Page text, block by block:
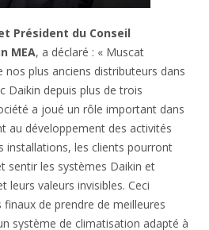
Président du Conseil
MEA, a déclaré : « Muscat
nos plus anciens distributeurs dans
Daikin depuis plus de trois
a joué un rôle important dans
au développement des activités
installations, les clients pourront
sentir les systèmes Daikin et
leurs valeurs invisibles. Ceci
de prendre de meilleures
système de climatisation adapté à